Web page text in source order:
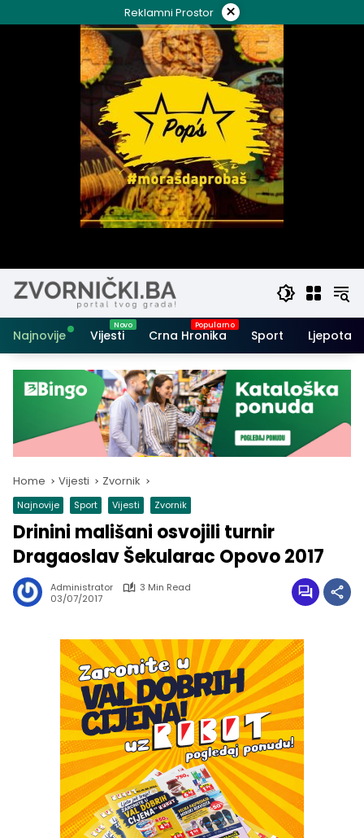
to
Reklamni Prostor ×
Najnovije Vijesti Crna Hronika Sport Ljepota i
Home Vijesti Zvornik
Najnovije Sport Vijesti Zvornik
Drinini mališani osvojili turnir
Dragaoslav Šekularac Opovo 2017
Administrator
3 Min Read
03/07/2017